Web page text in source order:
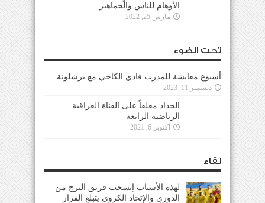
الأوهام للناس والجماهير
مارس 25, 2022
تحت الضوء
أسبوع معايشة للمدرب فادي الكاخي مع برشلونة
ديسمبر 11, 2023
الحداد معلقاً على القناة العراقية
الرياضية الرابعة
أكتوبر 6, 2021
لقاء
لهذه الأسباب إنسحب فريق البرج من
الدوري والإتحاد الكروي يتبلغ القرار